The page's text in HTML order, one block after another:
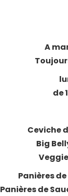
A
de
Ceviche
Big
Panières
Panières de